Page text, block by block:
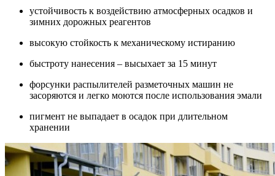
устойчивость к воздействию атмосферных осадков и
зимних дорожных реагентов
высокую стойкость к механическому истиранию
быстроту нанесения – высыхает за 15 минут
форсунки распылителей разметочных машин не
засоряются и легко моются после использования эмали
пигмент не выпадает в осадок при длительном
хранении